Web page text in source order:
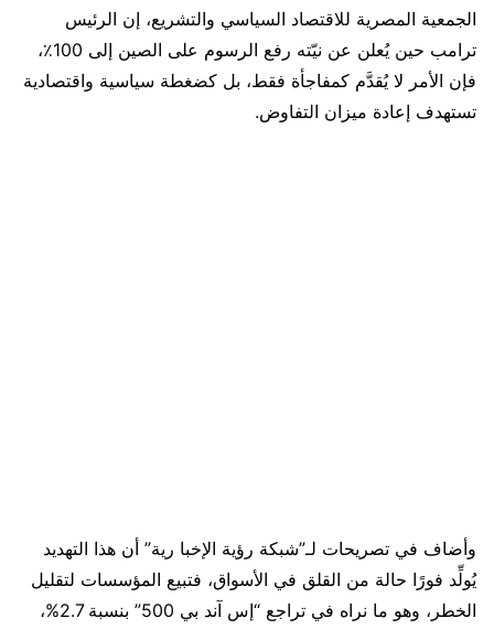
الجمعية المصرية للاقتصاد السياسي والتشريع، إن الرئيس
ترامب حين يُعلن عن نيّته رفع الرسوم على الصين إلى 100٪،
فإن الأمر لا يُقدَّم كمفاجأة فقط، بل كضغطة سياسية واقتصادية
تستهدف إعادة ميزان التفاوض.
وأضاف في تصريحات لـ”شبكة رؤية الإخبا رية” أن هذا التهديد
يُولِّد فورًا حالة من القلق في الأسواق، فتبيع المؤسسات لتقليل
الخطر، وهو ما نراه في تراجع “إس آند بي 500” بنسبة 2.7%،